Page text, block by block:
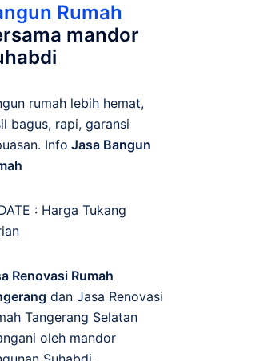
Rumah
mandor
rumah lebih hemat,
bagus, rapi, garansi
Info Jasa Bangun
: Harga Tukang
Renovasi Rumah
dan Jasa Renovasi
Tangerang Selatan
oleh mandor